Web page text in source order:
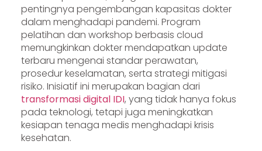
pentingnya pengembangan kapasitas dokter
dalam menghadapi pandemi. Program
pelatihan dan workshop berbasis cloud
memungkinkan dokter mendapatkan update
terbaru mengenai standar perawatan,
prosedur keselamatan, serta strategi mitigasi
risiko. Inisiatif ini merupakan bagian dari
transformasi digital IDI, yang tidak hanya fokus
pada teknologi, tetapi juga meningkatkan
kesiapan tenaga medis menghadapi krisis
kesehatan.